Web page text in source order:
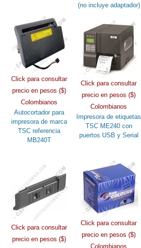
(no incluye adaptador)
Click para consultar
precio en pesos ($)
Colombianos
Autocortador para
impresora de marca
TSC referencia
MB240T
Click para consultar
precio en pesos ($)
Colombianos
Impresora de etiquetas
TSC ME240 con
puertos USB y Serial
Click para consultar
precio en pesos ($)
Click para consultar
precio en pesos ($)
Colombianos